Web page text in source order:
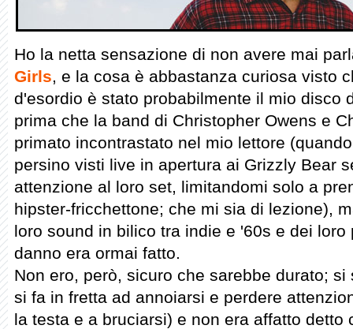
Ho la netta sensazione di non avere mai
Girls, e la cosa è abbastanza curiosa visto
d'esordio è stato probabilmente il mio disco
prima che la band di Christopher Owens e
primato incontrastato nel mio lettore
persino visti live in apertura ai Grizzly Bear
attenzione al loro set, limitandomi solo a
hipster-fricchettone; che mi sia di lezione),
loro sound in bilico tra indie e '60s e dei
danno era ormai fatto.
Non ero, però, sicuro che sarebbe durato;
si fa in fretta ad annoiarsi e perdere
la testa e a bruciarsi) e non era affatto detto